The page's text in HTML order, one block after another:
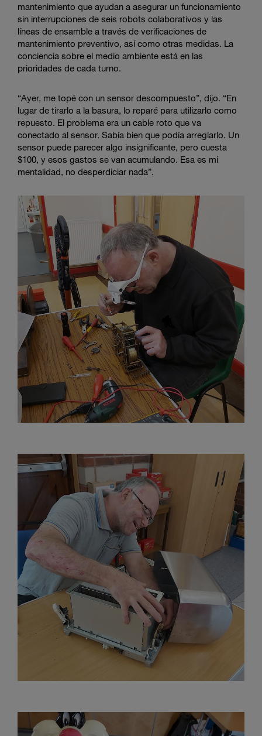
mantenimiento que ayudan a asegurar un funcionamiento
sin interrupciones de seis robots colaborativos y las
líneas de ensamble a través de verificaciones de
mantenimiento preventivo, así como otras medidas. La
conciencia sobre el medio ambiente está en las
prioridades de cada turno.
“Ayer, me topé con un sensor descompuesto”, dijo. “En
lugar de tirarlo a la basura, lo reparé para utilizarlo como
repuesto. El problema era un cable roto que va
conectado al sensor. Sabía bien que podía arreglarlo. Un
sensor puede parecer algo insignificante, pero cuesta
$100, y esos gastos se van acumulando. Esa es mi
mentalidad, no desperdiciar nada”.